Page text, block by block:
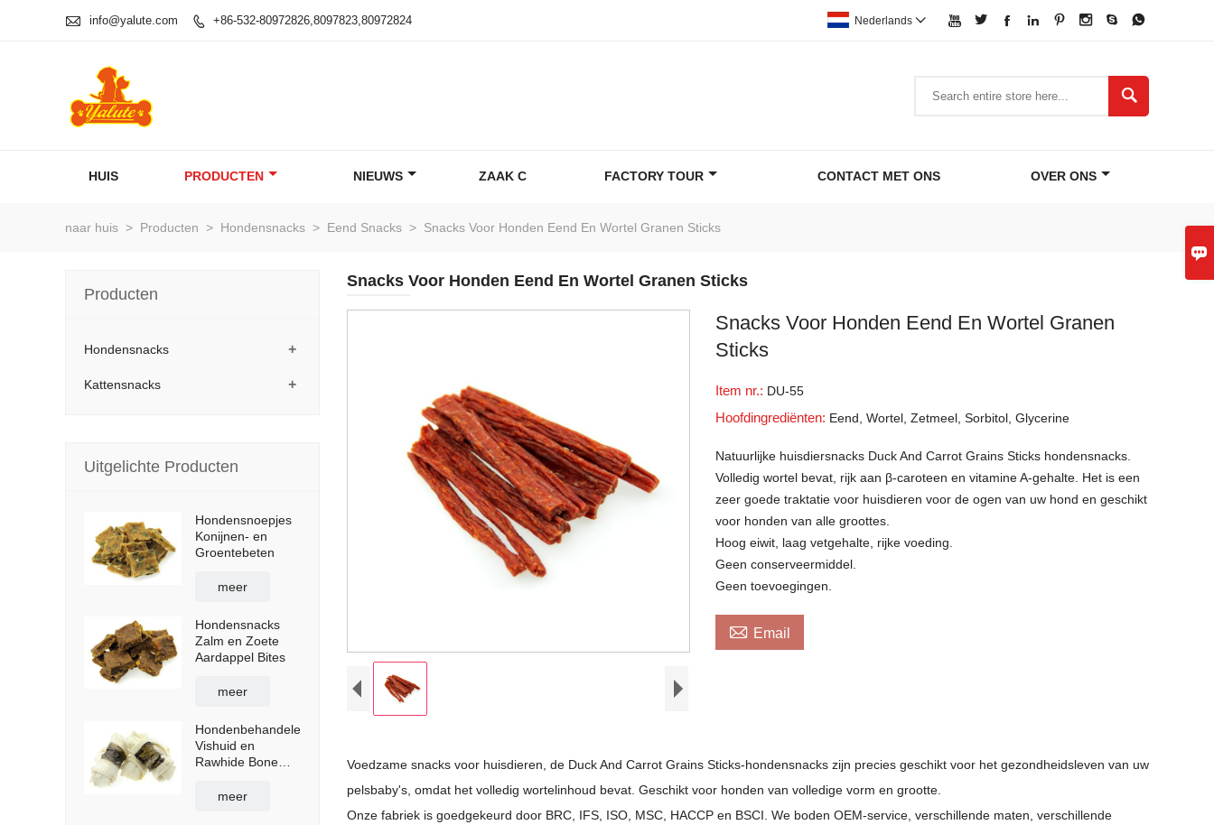

 info@yalute.com  +86-532-80972826,8097823,80972824        
Nederlands 

HUIS PRODUCTEN NIEUWS ZAAK C FACTORY TOUR CONTACT MET ONS OVER ONS
naar huis > Producten > Hondensnacks > Eend Snacks > Snacks Voor Honden Eend En Wortel Granen Sticks
Snacks Voor Honden Eend En Wortel Granen Sticks
Snacks Voor Honden Eend En Wortel Granen
Sticks
Item nr.: DU-55
Hoofdingrediënten: Eend, Wortel, Zetmeel, Sorbitol, Glycerine
Natuurlijke huisdiersnacks Duck And Carrot Grains Sticks hondensnacks.
Volledig wortel bevat, rijk aan β-caroteen en vitamine A-gehalte. Het is een
zeer goede traktatie voor huisdieren voor de ogen van uw hond en geschikt
voor honden van alle groottes.
Hoog eiwit, laag vetgehalte, rijke voeding.
Geen conserveermiddel.
Geen toevoegingen.
 Email
Voedzame snacks voor huisdieren, de Duck And Carrot Grains Sticks-hondensnacks zijn precies geschikt voor het gezondheidsleven van uw
pelsbaby's, omdat het volledig wortelinhoud bevat. Geschikt voor honden van volledige vorm en grootte.
Onze fabriek is goedgekeurd door BRC, IFS, ISO, MSC, HACCP en BSCI. We boden OEM-service, verschillende maten, verschillende
Producten
+
Hondensnacks
+
Kattensnacks
Uitgelichte Producten
Hondensnoepjes
Konijnen- en
Groentebeten
meer
Hondensnacks
Zalm en Zoete
Aardappel Bites
meer
Hondenbehandelen
Vishuid en
Rawhide Bone
meer